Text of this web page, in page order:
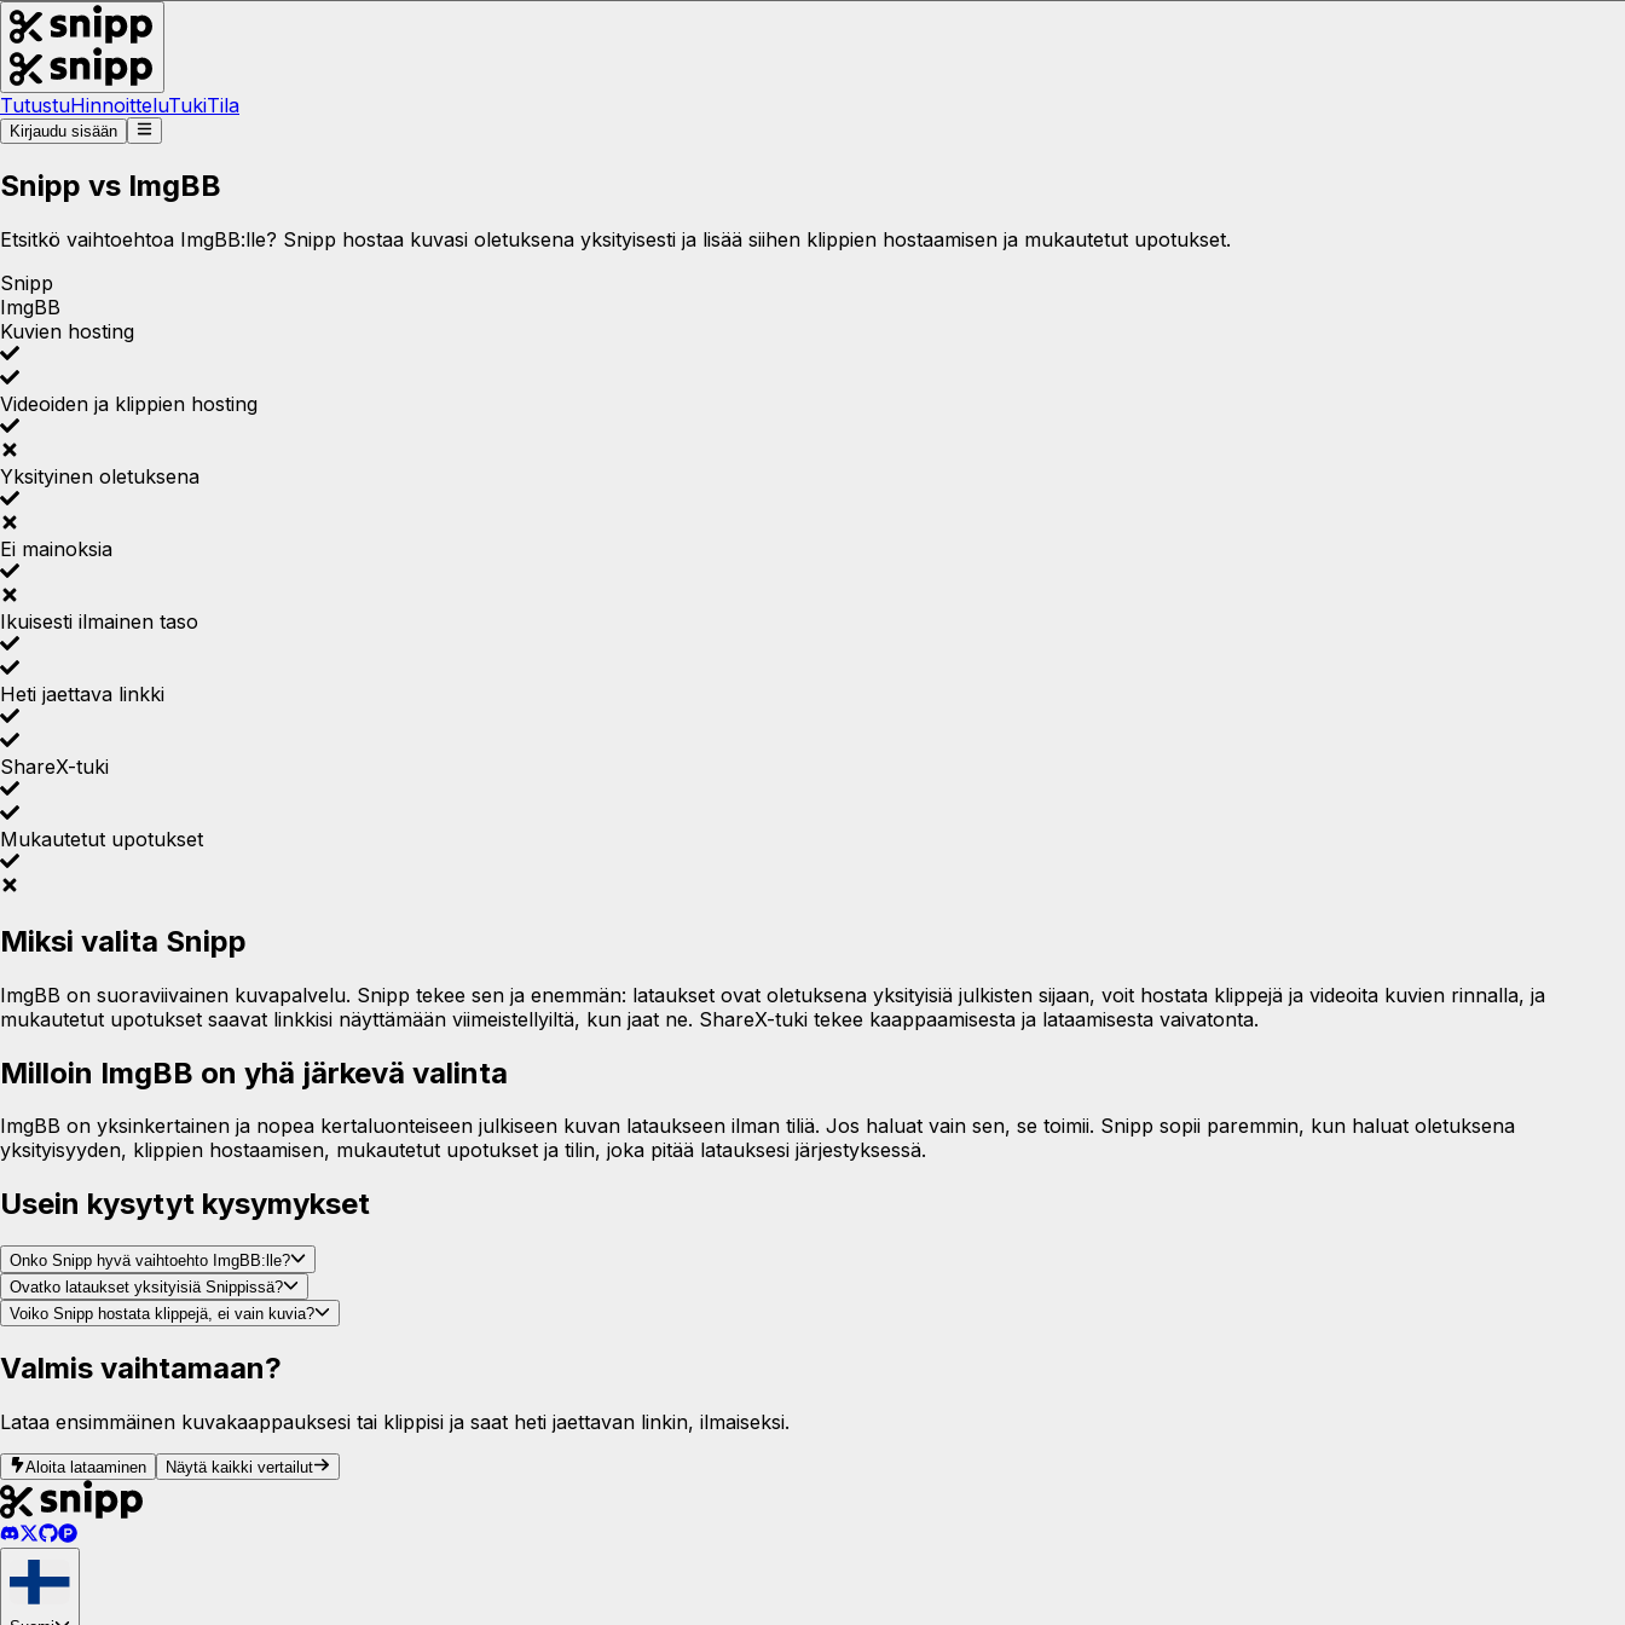
TutustuHinnoitteluTukiTila
Kirjaudu sisään
Snipp vs ImgBB
Etsitkö vaihtoehtoa ImgBB:lle? Snipp hostaa kuvasi oletuksena yksityisesti ja lisää siihen klippien hostaamisen ja mukautetut upotukset.
Snipp
ImgBB
Kuvien hosting
Videoiden ja klippien hosting
Yksityinen oletuksena
Ei mainoksia
Ikuisesti ilmainen taso
Heti jaettava linkki
ShareX-tuki
Mukautetut upotukset
Miksi valita Snipp
ImgBB on suoraviivainen kuvapalvelu. Snipp tekee sen ja enemmän: lataukset ovat oletuksena yksityisiä julkisten sijaan, voit hostata klippejä ja videoita kuvien rinnalla, ja
mukautetut upotukset saavat linkkisi näyttämään viimeistellyiltä, kun jaat ne. ShareX-tuki tekee kaappaamisesta ja lataamisesta vaivatonta.
Milloin ImgBB on yhä järkevä valinta
ImgBB on yksinkertainen ja nopea kertaluonteiseen julkiseen kuvan lataukseen ilman tiliä. Jos haluat vain sen, se toimii. Snipp sopii paremmin, kun haluat oletuksena
yksityisyyden, klippien hostaamisen, mukautetut upotukset ja tilin, joka pitää latauksesi järjestyksessä.
Usein kysytyt kysymykset
Onko Snipp hyvä vaihtoehto ImgBB:lle?
Ovatko lataukset yksityisiä Snippissä?
Voiko Snipp hostata klippejä, ei vain kuvia?
Valmis vaihtamaan?
Lataa ensimmäinen kuvakaappauksesi tai klippisi ja saat heti jaettavan linkin, ilmaiseksi.
Aloita lataaminen Näytä kaikki vertailut